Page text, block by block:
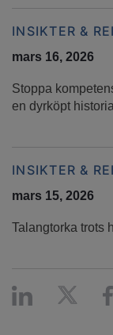
INSIKTER &
mars 16, 2026
Stoppa
en dyrköpt historia
INSIKTER &
mars 15, 2026
Talangtorka trots